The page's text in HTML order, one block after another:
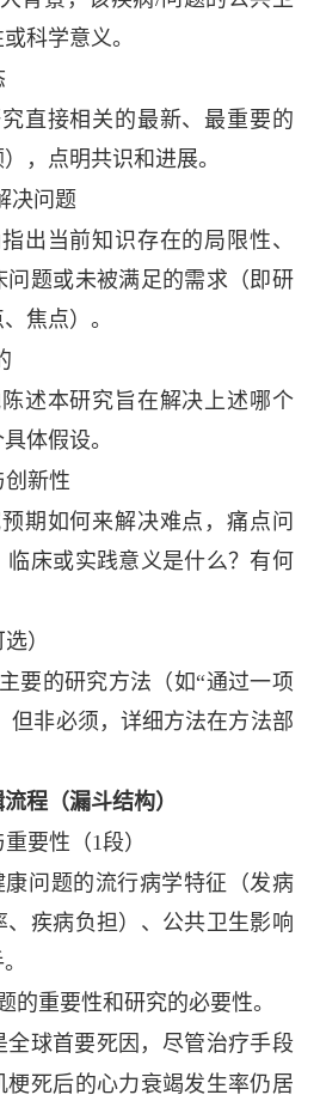
科学意义。
直接相关的最新、最重要的
，点明共识和进展。
决问题
出当前知识存在的局限性、
问题或未被满足的需求（即研
焦点）。
述本研究旨在解决上述哪个
体假设。
创新性
期如何来解决难点，痛点问
床或实践意义是什么？有何
）
要的研究方法（如“通过一项
但非必须，详细方法在方法部
程（漏斗结构）
要性（1段）
康问题的流行病学特征（发病
、疾病负担）、公共卫生影响
的重要性和研究的必要性。
全球首要死因，尽管治疗手段
梗死后的心力衰竭发生率仍居